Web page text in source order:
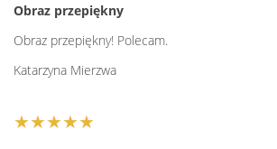
Obraz przepiękny
Obraz przepiękny! Polecam.
Katarzyna Mierzwa
★★★★★